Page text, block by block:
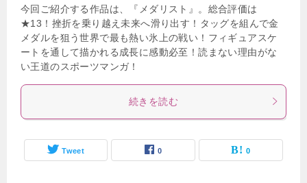
今回ご紹介する作品は、『メダリスト』。総合評価は
★13！挫折を乗り越え未来へ滑り出す！タッグを組んで金
メダルを狙う世界で最も熱い氷上の戦い！フィギュアスケ
ートを通して描かれる成長に感動必至！読まない理由がな
い王道のスポーツマンガ！
続きを読む
Tweet 0 0